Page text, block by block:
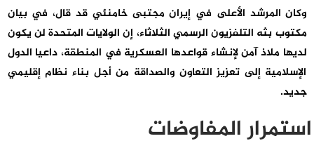
وكان المرشد الأعلى في إيران مجتبى خامنئي قد قال، في بيان
مكتوب بثه التلفزيون الرسمي الثلاثاء، إن الولايات المتحدة لن يكون
لديها ملاذ آمن لإنشاء قواعدها العسكرية في المنطقة، داعيا الدول
الإسلامية إلى تعزيز التعاون والصداقة من أجل بناء نظام إقليمي
جديد.
استمرار المفاوضات